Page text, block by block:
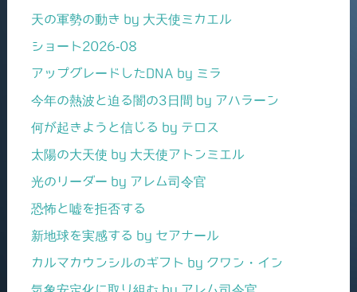
天の軍勢の動き by 大天使ミカエル
ショート2026-08
アップグレードしたDNA by ミラ
今年の熱波と迫る闇の3日間 by アハラーン
何が起きようと信じる by テロス
太陽の大天使 by 大天使アトンミエル
光のリーダー by アレム司令官
恐怖と嘘を拒否する
新地球を実感する by セアナール
カルマカウンシルのギフト by クワン・イン